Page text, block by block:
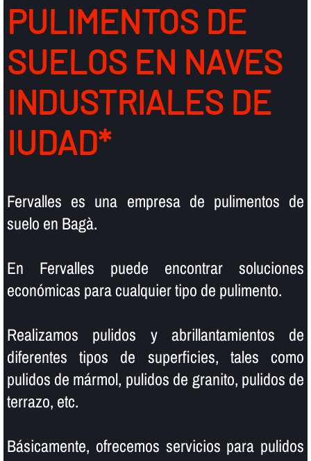
PULIMENTOS DE
SUELOS EN NAVES
INDUSTRIALES DE
IUDAD*
Fervalles es una empresa de pulimentos de
suelo en Bagà.
En Fervalles puede encontrar soluciones
económicas para cualquier tipo de pulimento.
Realizamos pulidos y abrillantamientos de
diferentes tipos de superficies, tales como
pulidos de mármol, pulidos de granito, pulidos de
terrazo, etc.
Básicamente, ofrecemos servicios para pulidos